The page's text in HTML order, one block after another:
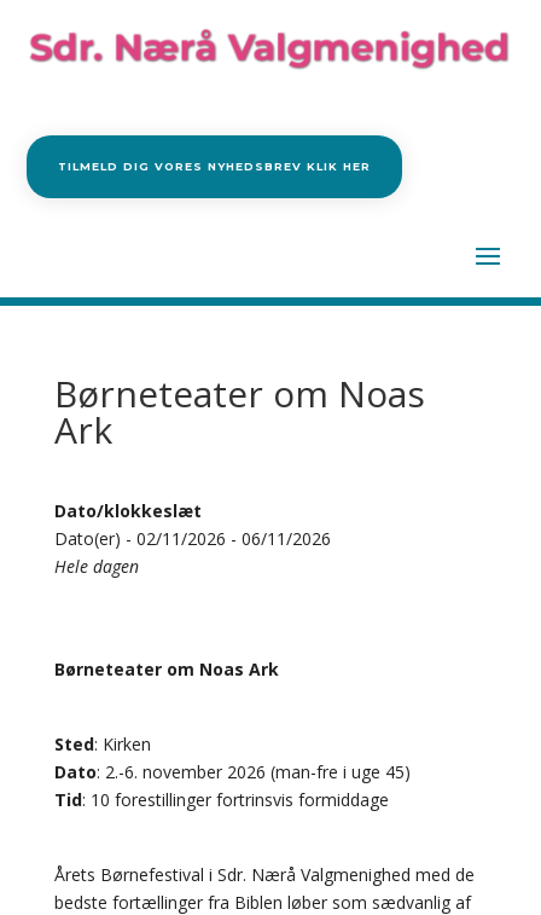
TILMELD DIG VORES NYHEDSBREV KLIK HER
Børneteater om Noas
Ark
Dato/klokkeslæt
Dato(er) - 02/11/2026 - 06/11/2026
Hele dagen
Børneteater om Noas Ark
Sted: Kirken
Dato: 2.-6. november 2026 (man-fre i uge 45)
Tid: 10 forestillinger fortrinsvis formiddage
Årets Børnefestival i Sdr. Nærå Valgmenighed med de
bedste fortællinger fra Biblen løber som sædvanlig af